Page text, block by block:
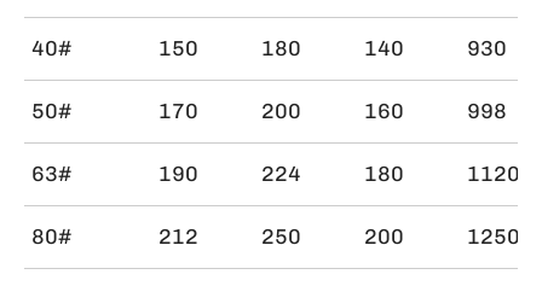
40# 150 180 140 930
50# 170 200 160 998
63# 190 224 180 1120
80# 212 250 200 1250